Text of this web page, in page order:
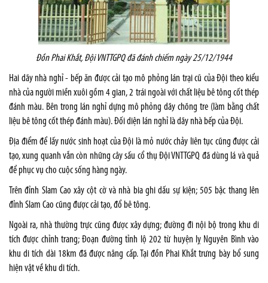
Đồn Phai Khắt, Đội VNTTGPQ đã đánh chiếm ngày 25/12/1944
Hai dãy nhà nghỉ - bếp ăn được cải tạo mô phỏng lán trại cũ của Đội theo kiểu
nhà của người miền xuôi gồm 4 gian, 2 trái ngoài với chất liệu bê tông cốt thép
đánh màu. Bên trong lán nghỉ dựng mô phỏng dãy chõng tre (làm bằng chất
liệu bê tông cốt thép đánh màu). Đối diện lán nghỉ là dãy nhà bếp của Đội.
Địa điểm để lấy nước sinh hoạt của Đội là mỏ nước chảy liên tục cũng được cải
tạo, xung quanh vẫn còn những cây sấu cổ thụ Đội VNTTGPQ đã dùng lá và quả
để phục vụ cho cuộc sống hàng ngày.
Trên đỉnh Slam Cao xây cột cờ và nhà bia ghi dấu sự kiện; 505 bậc thang lên
đỉnh Slam Cao cũng được cải tạo, đổ bê tông.
Ngoài ra, nhà thường trực cũng được xây dựng; đường đi nội bộ trong khu di
tích được chỉnh trang; Đoạn đường tỉnh lộ 202 từ huyện lỵ Nguyên Bình vào
khu di tích dài 18km đã được nâng cấp. Tại đồn Phai Khắt trưng bày bổ sung
hiện vật về khu di tích.